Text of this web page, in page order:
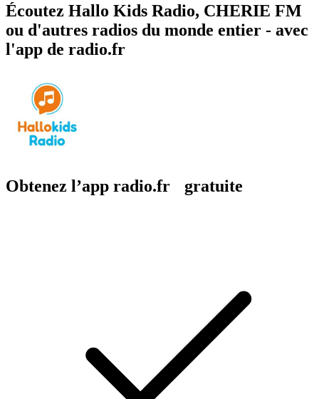
Écoutez Hallo Kids Radio, CHERIE FM
ou d'autres radios du monde entier - avec
l'app de radio.fr
Obtenez l’app radio.fr gratuite